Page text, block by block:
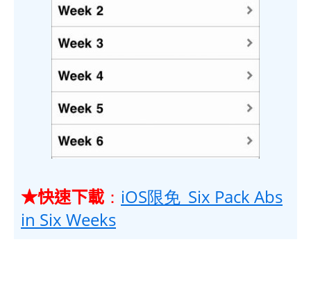
★快速下載 ： iOS限免_Six Pack Abs
in Six Weeks